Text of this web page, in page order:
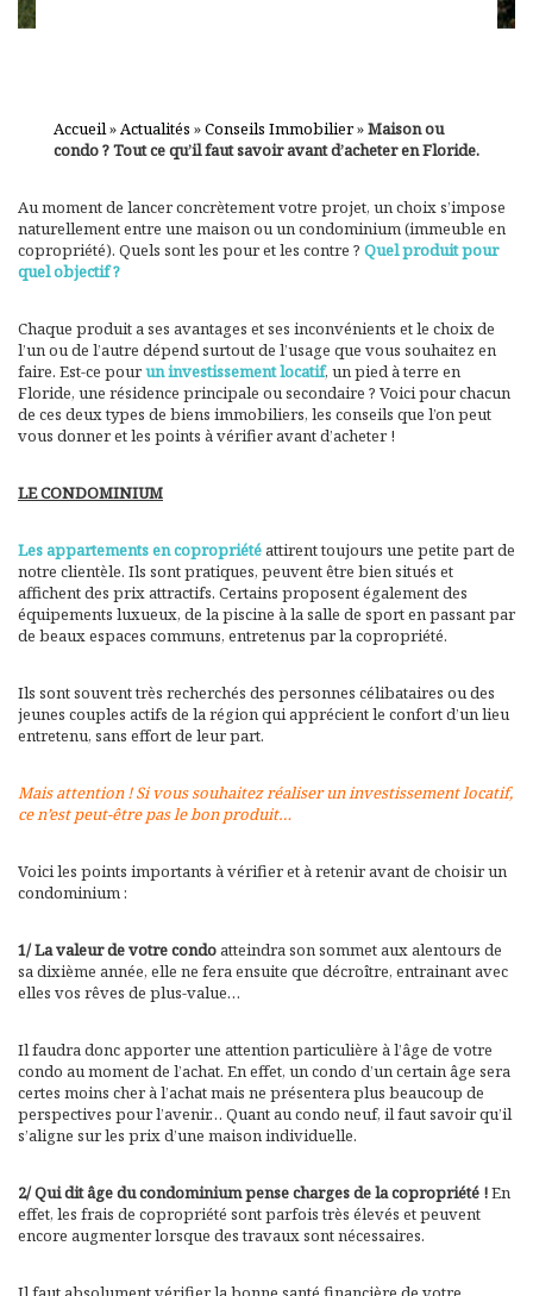
Accueil»Actualités »Conseils Immobilier»Maison ou
condo ? Tout ce qu’il faut savoir avant d’acheter en Floride.
Au moment de lancer concrètement votre projet, un choix s’impose
naturellement entre une maison ou un condominium (immeuble en
copropriété). Quels sont les pour et les contre ? Quel produit pour
quel objectif ?
Chaque produit a ses avantages et ses inconvénients et le choix de
l’un ou de l’autre dépend surtout de l’usage que vous souhaitez en
faire. Est-ce pourun investissement locatif, un pied à terre en
Floride, une résidence principale ou secondaire ? Voici pour chacun
de ces deux types de biens immobiliers, les conseils que l’on peut
vous donner et les points à vérifier avant d’acheter !
LE CONDOMINIUM
Les appartements en copropriétéattirent toujours une petite part de
notre clientèle. Ils sont pratiques, peuvent être bien situés et
affichent des prix attractifs. Certains proposent également des
équipements luxueux, de la piscine à la salle de sport en passant par
de beaux espaces communs, entretenus par la copropriété.
Ils sont souvent très recherchés des personnes célibataires ou des
jeunes couples actifs de la région qui apprécient le confort d’un lieu
entretenu, sans effort de leur part.
Mais attention ! Si vous souhaitez réaliser un investissement locatif,
ce n’est peut-être pas le bon produit…
Voici les points importants à vérifier et à retenir avant de choisir un
condominium :
1/ La valeur de votre condoatteindra son sommet aux alentours de
sa dixième année, elle ne fera ensuite que décroître, entrainant avec
elles vos rêves de plus-value…
Il faudra donc apporter une attention particulière à l’âge de votre
condo au moment de l’achat. En effet, un condo d’un certain âge sera
certes moins cher à l’achat mais ne présentera plus beaucoup de
perspectives pour l’avenir… Quant au condo neuf, il faut savoir qu’il
s’aligne sur les prix d’une maison individuelle.
2/ Qui dit âge du condominium pense charges de la copropriété !En
effet, les frais de copropriété sont parfois très élevés et peuvent
encore augmenter lorsque des travaux sont nécessaires.